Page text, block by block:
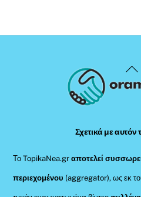
Σχετικά με αυτόν
Το TopikaNea.grαποτελεί
περιεχομένου (aggregator), ως εκ